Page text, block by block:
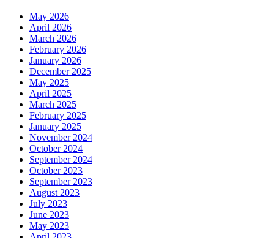
May 2026
April 2026
March 2026
February 2026
January 2026
December 2025
May 2025
April 2025
March 2025
February 2025
January 2025
November 2024
October 2024
September 2024
October 2023
September 2023
August 2023
July 2023
June 2023
May 2023